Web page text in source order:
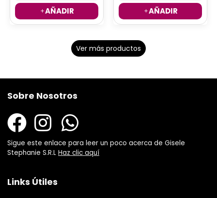
AÑADIR AÑADIR
Ver más productos
Sobre Nosotros
Sigue este enlace para leer un poco acerca de Gisele
Stephanie S.R.L Haz clic aquí
Links Útiles